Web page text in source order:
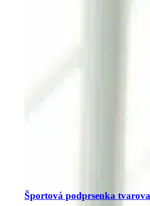
Športová podprsenka